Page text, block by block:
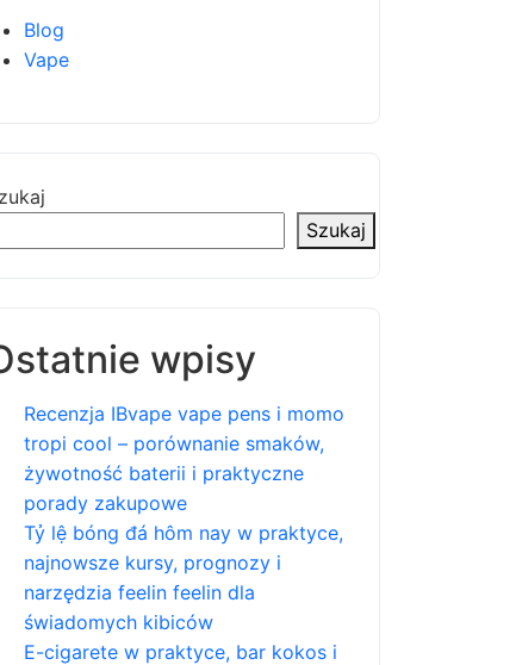
Blog
Vape
Szukaj
wpisy
Recenzja IBvape vape pens i momo
tropi cool – porównanie smaków,
żywotność baterii i praktyczne
porady zakupowe
Tỷ lệ bóng đá hôm nay w praktyce,
najnowsze kursy, prognozy i
narzędzia feelin feelin dla
świadomych kibiców
E-cigarete w praktyce, bar kokos i